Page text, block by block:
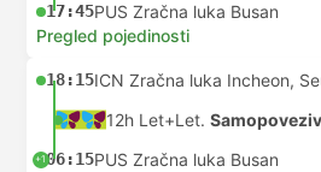
17:45PUS Zračna luka Busan
Pregled pojedinosti
18:15ICN Zračna luka Incheon,
12h Let+Let.
+106:15PUS Zračna luka Busan